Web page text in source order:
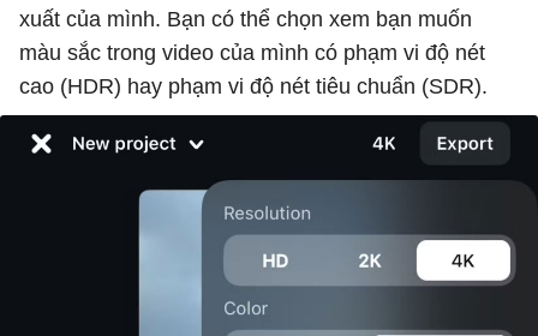
xuất của mình. Bạn có thể chọn xem bạn muốn
màu sắc trong video của mình có phạm vi độ nét
cao (HDR) hay phạm vi độ nét tiêu chuẩn (SDR).